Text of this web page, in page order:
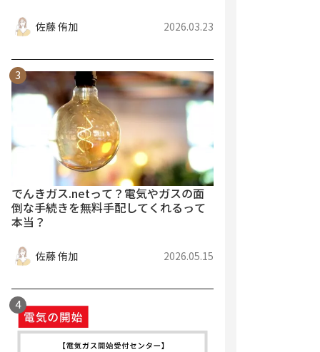
佐藤 侑加 2026.03.23
でんきガス.netって？電気やガスの面
倒な手続きを無料手配してくれるって
本当？
佐藤 侑加 2026.05.15